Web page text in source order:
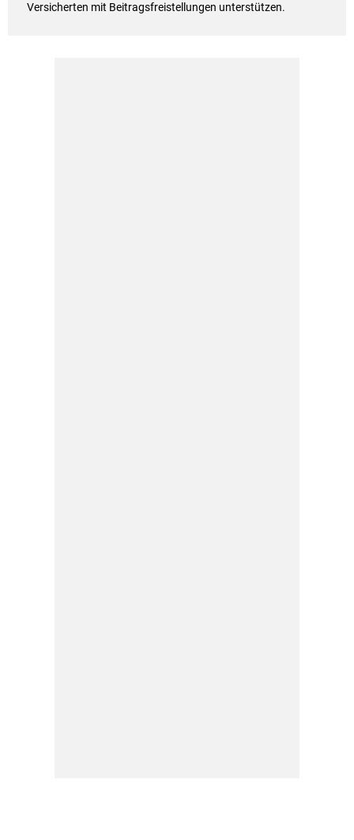
Versicherten mit Beitragsfreistellungen unterstützen.